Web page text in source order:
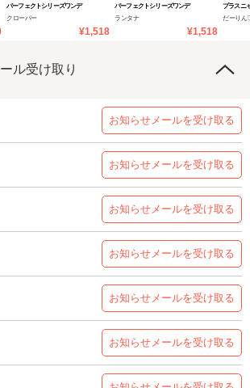
パーフェクトシリーズワンデ
クローバー
¥1,518
パーフェクトシリーズワンデ
ランタナ
¥1,518
プラスニ
だーりん
ル受け取り
お知らせメールを受け取る
お知らせメールを受け取る
お知らせメールを受け取る
お知らせメールを受け取る
お知らせメールを受け取る
お知らせメールを受け取る